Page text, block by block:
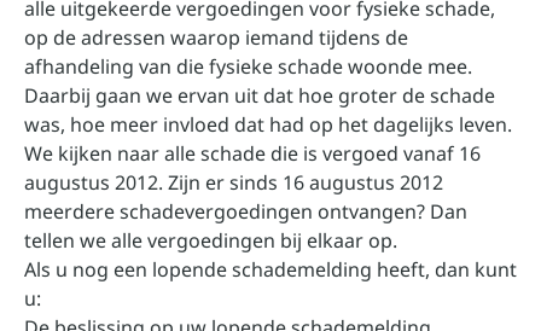
alle uitgekeerde vergoedingen voor fysieke schade,
op de adressen waarop iemand tijdens de
afhandeling van die fysieke schade woonde mee.
Daarbij gaan we ervan uit dat hoe groter de schade
was, hoe meer invloed dat had op het dagelijks leven.
We kijken naar alle schade die is vergoed vanaf 16
augustus 2012. Zijn er sinds 16 augustus 2012
meerdere schadevergoedingen ontvangen? Dan
tellen we alle vergoedingen bij elkaar op.
Als u nog een lopende schademelding heeft, dan kunt
u: